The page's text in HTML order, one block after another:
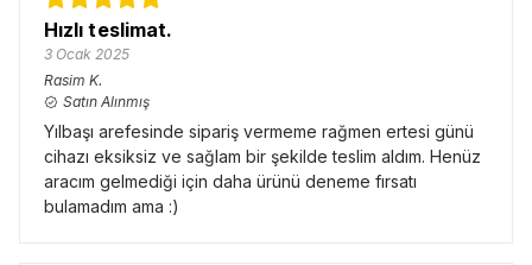
Hızlı teslimat.
3 Ocak 2025
Rasim K.
Satın Alınmış
Yılbaşı arefesinde sipariş vermeme rağmen ertesi günü
cihazı eksiksiz ve sağlam bir şekilde teslim aldım. Henüz
aracım gelmediği için daha ürünü deneme fırsatı
bulamadım ama :)